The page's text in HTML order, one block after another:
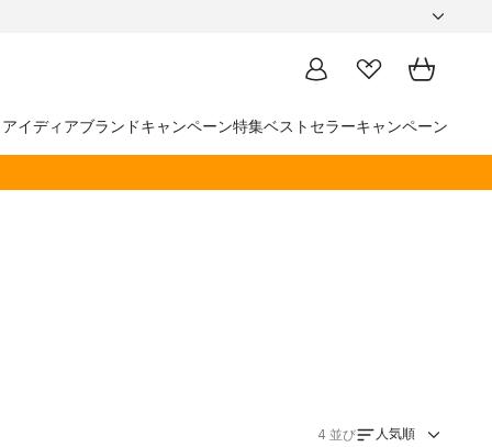
イディアブランドキャンペーン特集ベストセラーキャンペーン
4 並び 人気順